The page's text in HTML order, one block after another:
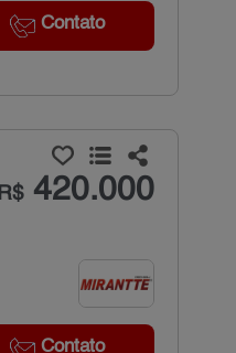
Contato
R$420.000
Contato